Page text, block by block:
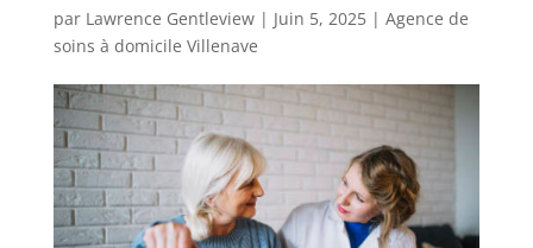
par Lawrence Gentleview| Juin 5, 2025| Agence de
soins à domicile Villenave